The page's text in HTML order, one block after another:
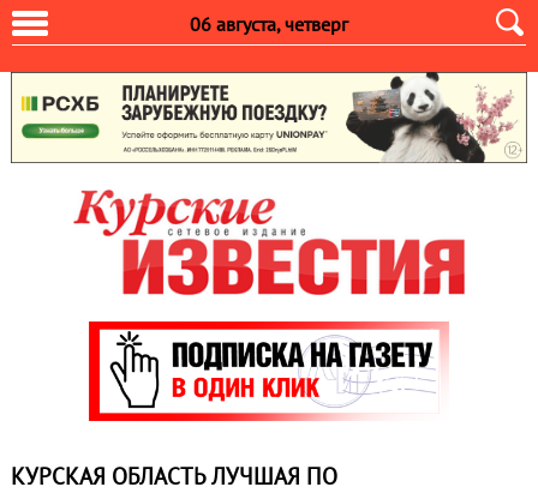
06 августа, четверг
КУРСКАЯ ОБЛАСТЬ ЛУЧШАЯ ПО